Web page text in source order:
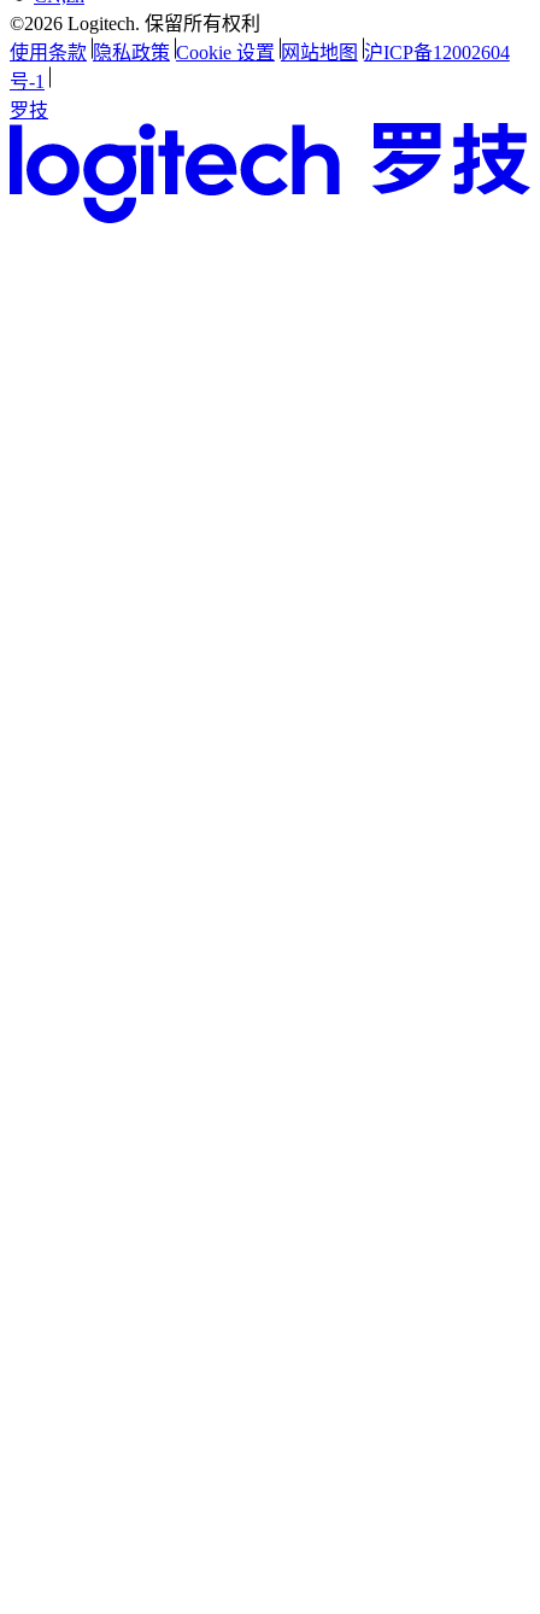
©2026 Logitech. 保留所有权利
使用条款 隐私政策 Cookie 设置 网站地图 沪ICP备12002604
号-1
罗技